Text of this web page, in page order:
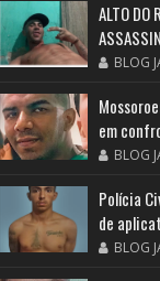
ALTO DO
BLOG
em
BLOG
Polícia
de
BLOG